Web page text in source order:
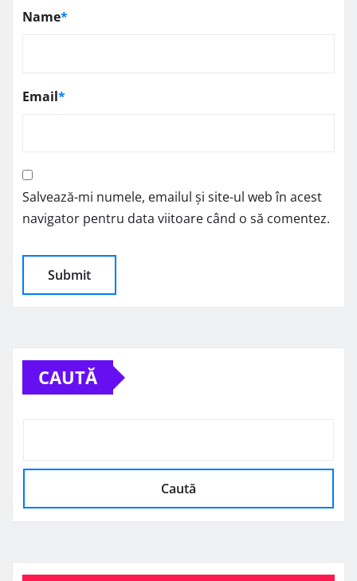
Name*
Email*
Salvează-mi numele, emailul și site-ul web în acest
navigator pentru data viitoare când o să comentez.
CAUTĂ
Caută